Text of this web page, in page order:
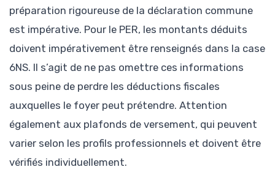
préparation rigoureuse de la déclaration commune
est impérative. Pour le PER, les montants déduits
doivent impérativement être renseignés dans la case
6NS. Il s’agit de ne pas omettre ces informations
sous peine de perdre les déductions fiscales
auxquelles le foyer peut prétendre. Attention
également aux plafonds de versement, qui peuvent
varier selon les profils professionnels et doivent être
vérifiés individuellement.